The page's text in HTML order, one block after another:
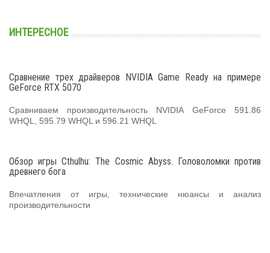
ИНТЕРЕСНОЕ
Сравнение трех драйверов NVIDIA Game Ready на примере
GeForce RTX 5070
Сравниваем производительность NVIDIA GeForce 591.86
WHQL, 595.79 WHQL и 596.21 WHQL
Обзор игры Cthulhu: The Cosmic Abyss. Головоломки против
древнего бога
Впечатления от игры, технические нюансы и анализ
производительности